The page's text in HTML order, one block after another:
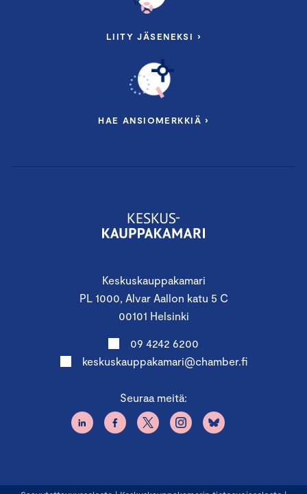
Keskuskauppakamari
PL 1000, Alvar Aallon katu 5 C
00101 Helsinki
09 4242 6200
keskuskauppakamari@chamber.fi
Seuraa meitä:
LIITY JÄSENEKSI ›
HAE ANSIOMERKKIÄ ›